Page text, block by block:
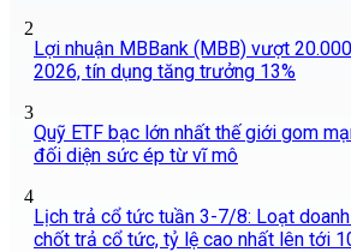
2
Lợi nhuận MBBank (MBB) vượt
2026, tín dụng tăng trưởng 13%
3
Quỹ ETF bạc lớn nhất thế giới gom
đối diện sức ép từ vĩ mô
4
Lịch trả cổ tức tuần 3-7/8: Loạt
chốt trả cổ tức, tỷ lệ cao nhất lên tới